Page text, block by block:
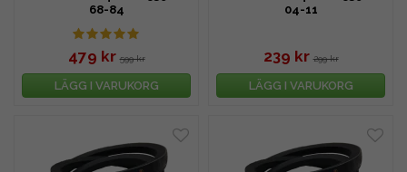
68-84
479 kr 599 kr
LÄGG I VARUKORG
04-11
239 kr 299 kr
LÄGG I VARUKORG